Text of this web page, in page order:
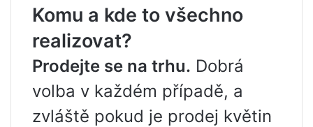
Komu a kde to všechno
realizovat?
Prodejte se na trhu. Dobrá
volba v každém případě, a
zvláště pokud je prodej květin